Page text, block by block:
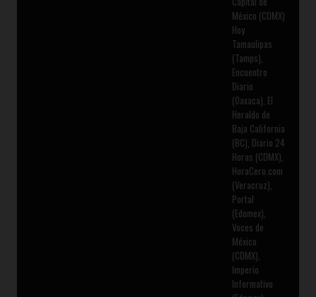
México (CDMX)
Hoy
Tamaulipas
(Tamps),
Encuentro
Diario
(Oaxaca), El
Heraldo de
Baja California
(BC), Diario 24
Horas (CDMX),
HoraCero.com
(Veracruz),
Portal
(Edomex),
Voces de
México
(CDMX),
Imperio
Informativo